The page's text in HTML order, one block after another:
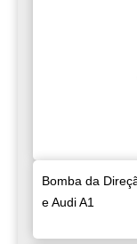
Bomba da
e Audi A1